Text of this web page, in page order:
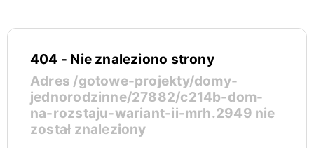
404 - Nie znaleziono strony
Adres /gotowe-projekty/domy-
jednorodzinne/27882/c214b-dom-
na-rozstaju-wariant-ii-mrh.2949 nie
został znaleziony